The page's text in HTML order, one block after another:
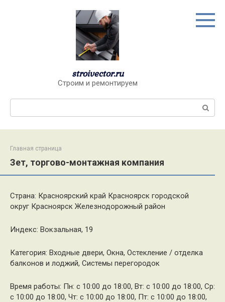
stroivector.ru
Строим и ремонтируем
Главная страница
Зет, торгово-монтажная компания
Страна: Красноярский край Красноярск городской
округ Красноярск Железнодорожный район
Индекс: Вокзальная, 19
Категория: Входные двери, Окна, Остекление / отделка
балконов и лоджий, Системы перегородок
Время работы: Пн: с 10:00 до 18:00, Вт: с 10:00 до 18:00, Ср:
с 10:00 до 18:00, Чт: с 10:00 до 18:00, Пт: с 10:00 до 18:00,